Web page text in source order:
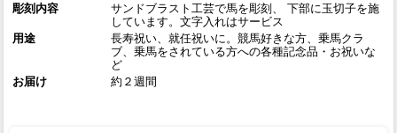
彫刻内容
サンドブラスト工芸で馬を彫刻、 下部に玉切子を施
しています。文字入れはサービス
用途
長寿祝い、就任祝いに。競馬好きな方、乗馬クラ
ブ、乗馬をされている方への各種記念品・お祝いな
ど
お届け
約２週間